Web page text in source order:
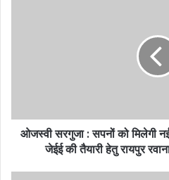
ओजस्वी सरगुजा : सपनों को मिलेगी नई
जेईई की तैयारी हेतु रायपुर